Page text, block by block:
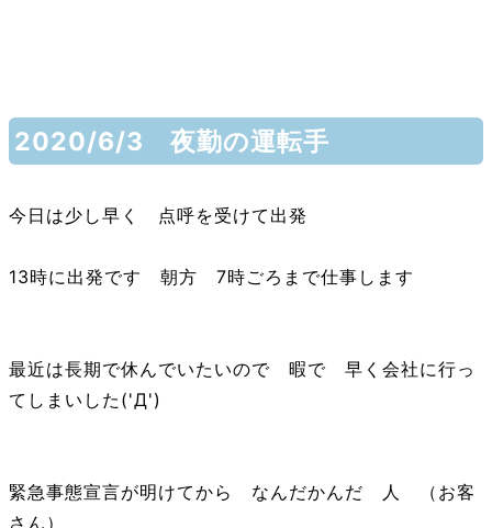
2020/6/3 夜勤の運転手
今日は少し早く 点呼を受けて出発
13時に出発です 朝方 7時ごろまで仕事します
最近は長期で休んでいたいので 暇で 早く会社に行っ
てしまいした('Д')
緊急事態宣言が明けてから なんだかんだ 人 （お客
さん）